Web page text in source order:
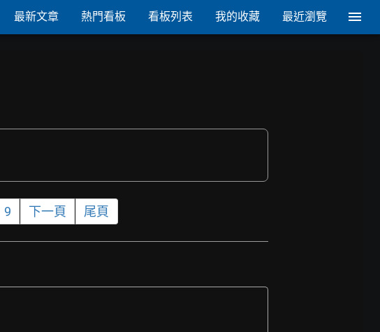
最新文章 熱門看板 看板列表 我的收藏 最近瀏覽
9 下一頁 尾頁